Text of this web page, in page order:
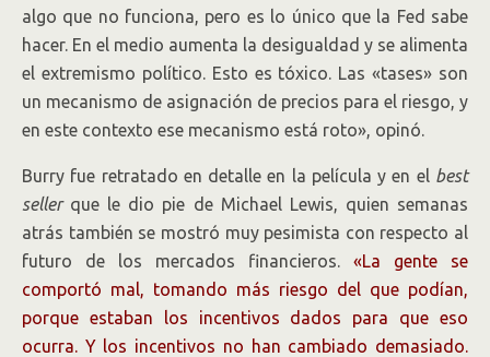
algo que no funciona, pero es lo único que la Fed sabe
hacer. En el medio aumenta la desigualdad y se alimenta
el extremismo político. Esto es tóxico. Las «tases» son
un mecanismo de asignación de precios para el riesgo, y
en este contexto ese mecanismo está roto», opinó.
Burry fue retratado en detalle en la película y en el best
sellerque le dio pie de Michael Lewis, quien semanas
atrás también se mostró muy pesimista con respecto al
futuro de los mercados financieros. «La gente se
comportó mal, tomando más riesgo del que podían,
porque estaban los incentivos dados para que eso
ocurra. Y los incentivos no han cambiado demasiado.